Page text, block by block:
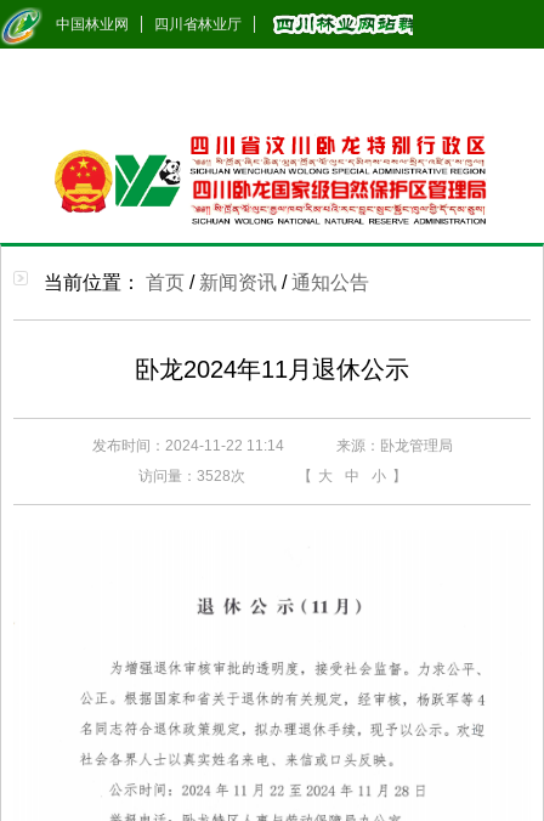
中国林业网 四川省林业厅
当前位置： 首页 / 新闻资讯 /通知公告
卧龙2024年11月退休公示
发布时间：2024-11-22 11:14
来源：卧龙管理局
访问量： 3528次 【 大 中 小 】